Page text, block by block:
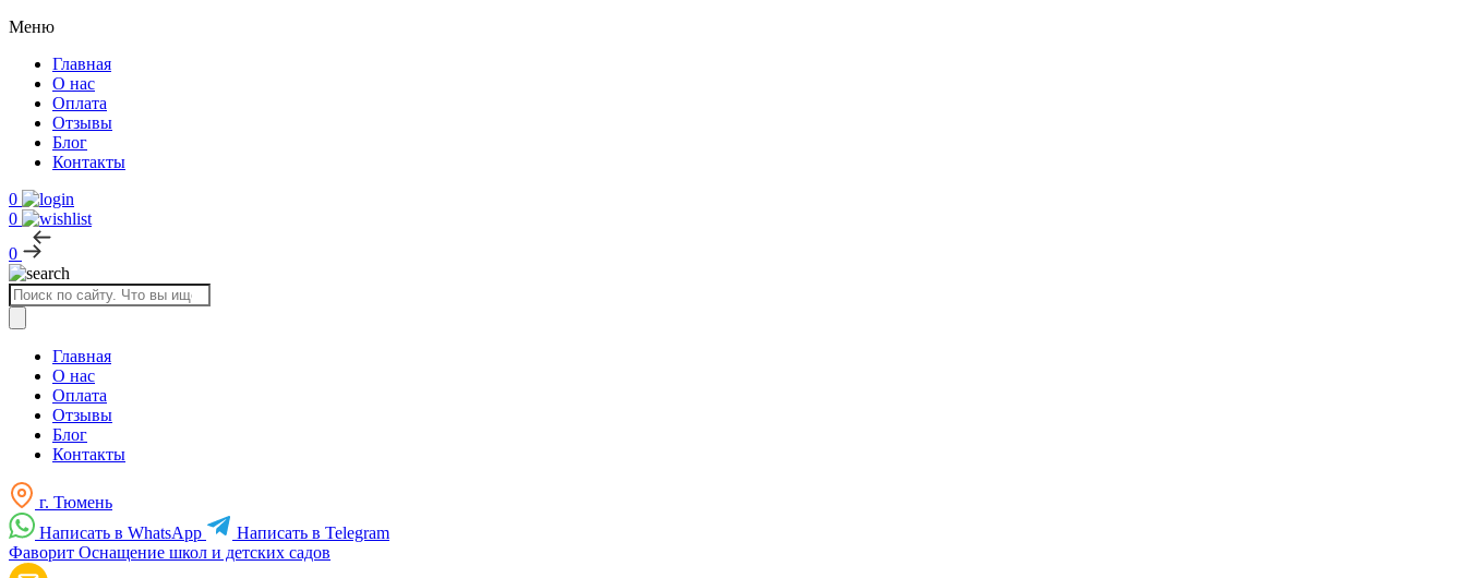
Меню
Главная
О нас
Оплата
Отзывы
Блог
Контакты
0
0
0
Поиск
товаров
Главная
О нас
Оплата
Отзывы
Блог
Контакты
г. Тюмень
Написать в WhatsApp
Написать в Telegram
Фаворит Оснащение школ и детских садов